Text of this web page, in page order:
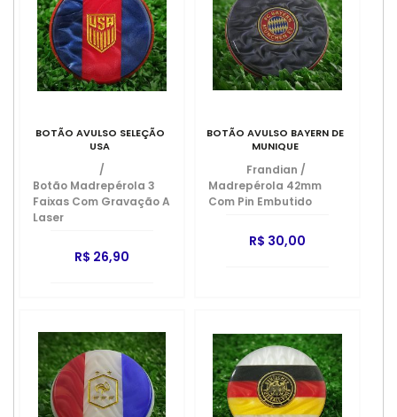
BOTÃO AVULSO SELEÇÃO
USA
/
Botão Madrepérola 3
Faixas Com Gravação A
Laser
R$ 26,90
BOTÃO AVULSO BAYERN DE
MUNIQUE
Frandian /
Madrepérola 42mm
Com Pin Embutido
R$ 30,00